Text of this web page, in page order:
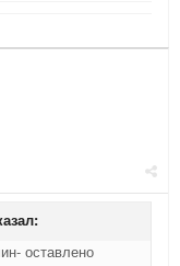
оставлено